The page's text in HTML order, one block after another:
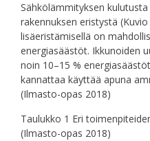
Sähkölämmityksen
rakennuksen eristystä
lisäeristämisellä on
energiasäästöt. Ikkunoiden
noin 10–15 %
kannattaa käyttää apuna
(Ilmasto-opas 2018)
Taulukko 1 Eri
(Ilmasto-opas 2018)